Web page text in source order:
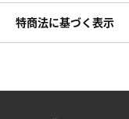
特商法に基づく表示